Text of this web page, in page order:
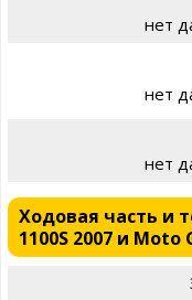
нет
нет
нет
Ходовая часть и
1100S 2007 и Moto